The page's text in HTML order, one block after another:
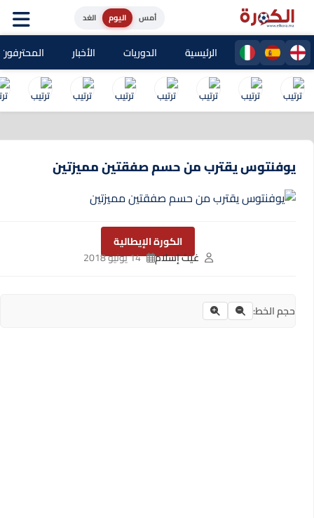
اليوم الغد
الرئيسية الدوريات الأخبار المحترفون
يوفنتوس يقترب من حسم صفقتين مميزتين
الكورة الإيطالية
غيث إسلام
14 يونيو 2018
حجم الخط: